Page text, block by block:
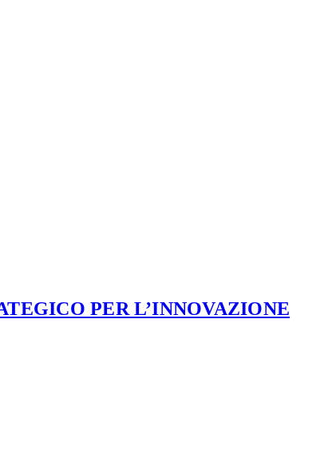
PER L’INNOVAZIONE